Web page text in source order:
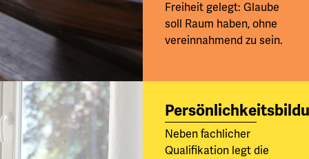
Freiheit gelegt: Glaube
soll Raum haben, ohne
vereinnahmend zu sein.
Neben fachlicher
Qualifikation legt die